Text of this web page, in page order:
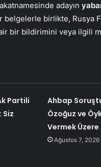
adayın
birlikte, Rusya
bir bildirimini veya ilgili
Partili
Siz
Ahbap
Özoğuz ve
Vermek
Ağustos 7, 2026